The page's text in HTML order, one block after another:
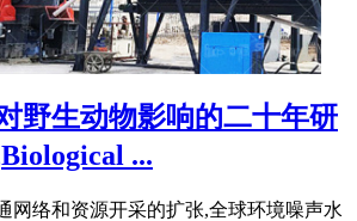
野生动物影响的二十年研
...
网络和资源开采的扩张,全球环境噪声水